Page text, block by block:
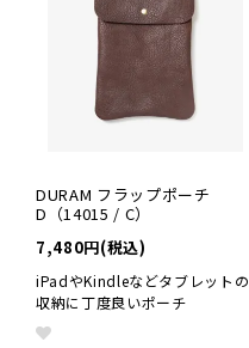
DURAM フラップポーチ
D（14015 / C）
7,480円(税込)
iPadやKindleなどタブレットの
収納に丁度良いポーチ